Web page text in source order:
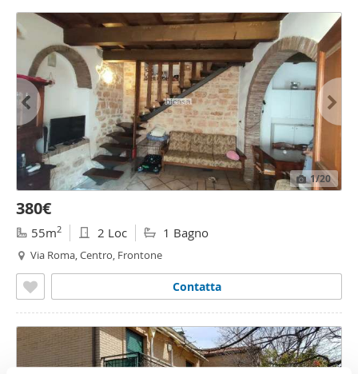
1/20
380€
55m2 2 Loc 1 Bagno
Via Roma, Centro, Frontone
Contatta